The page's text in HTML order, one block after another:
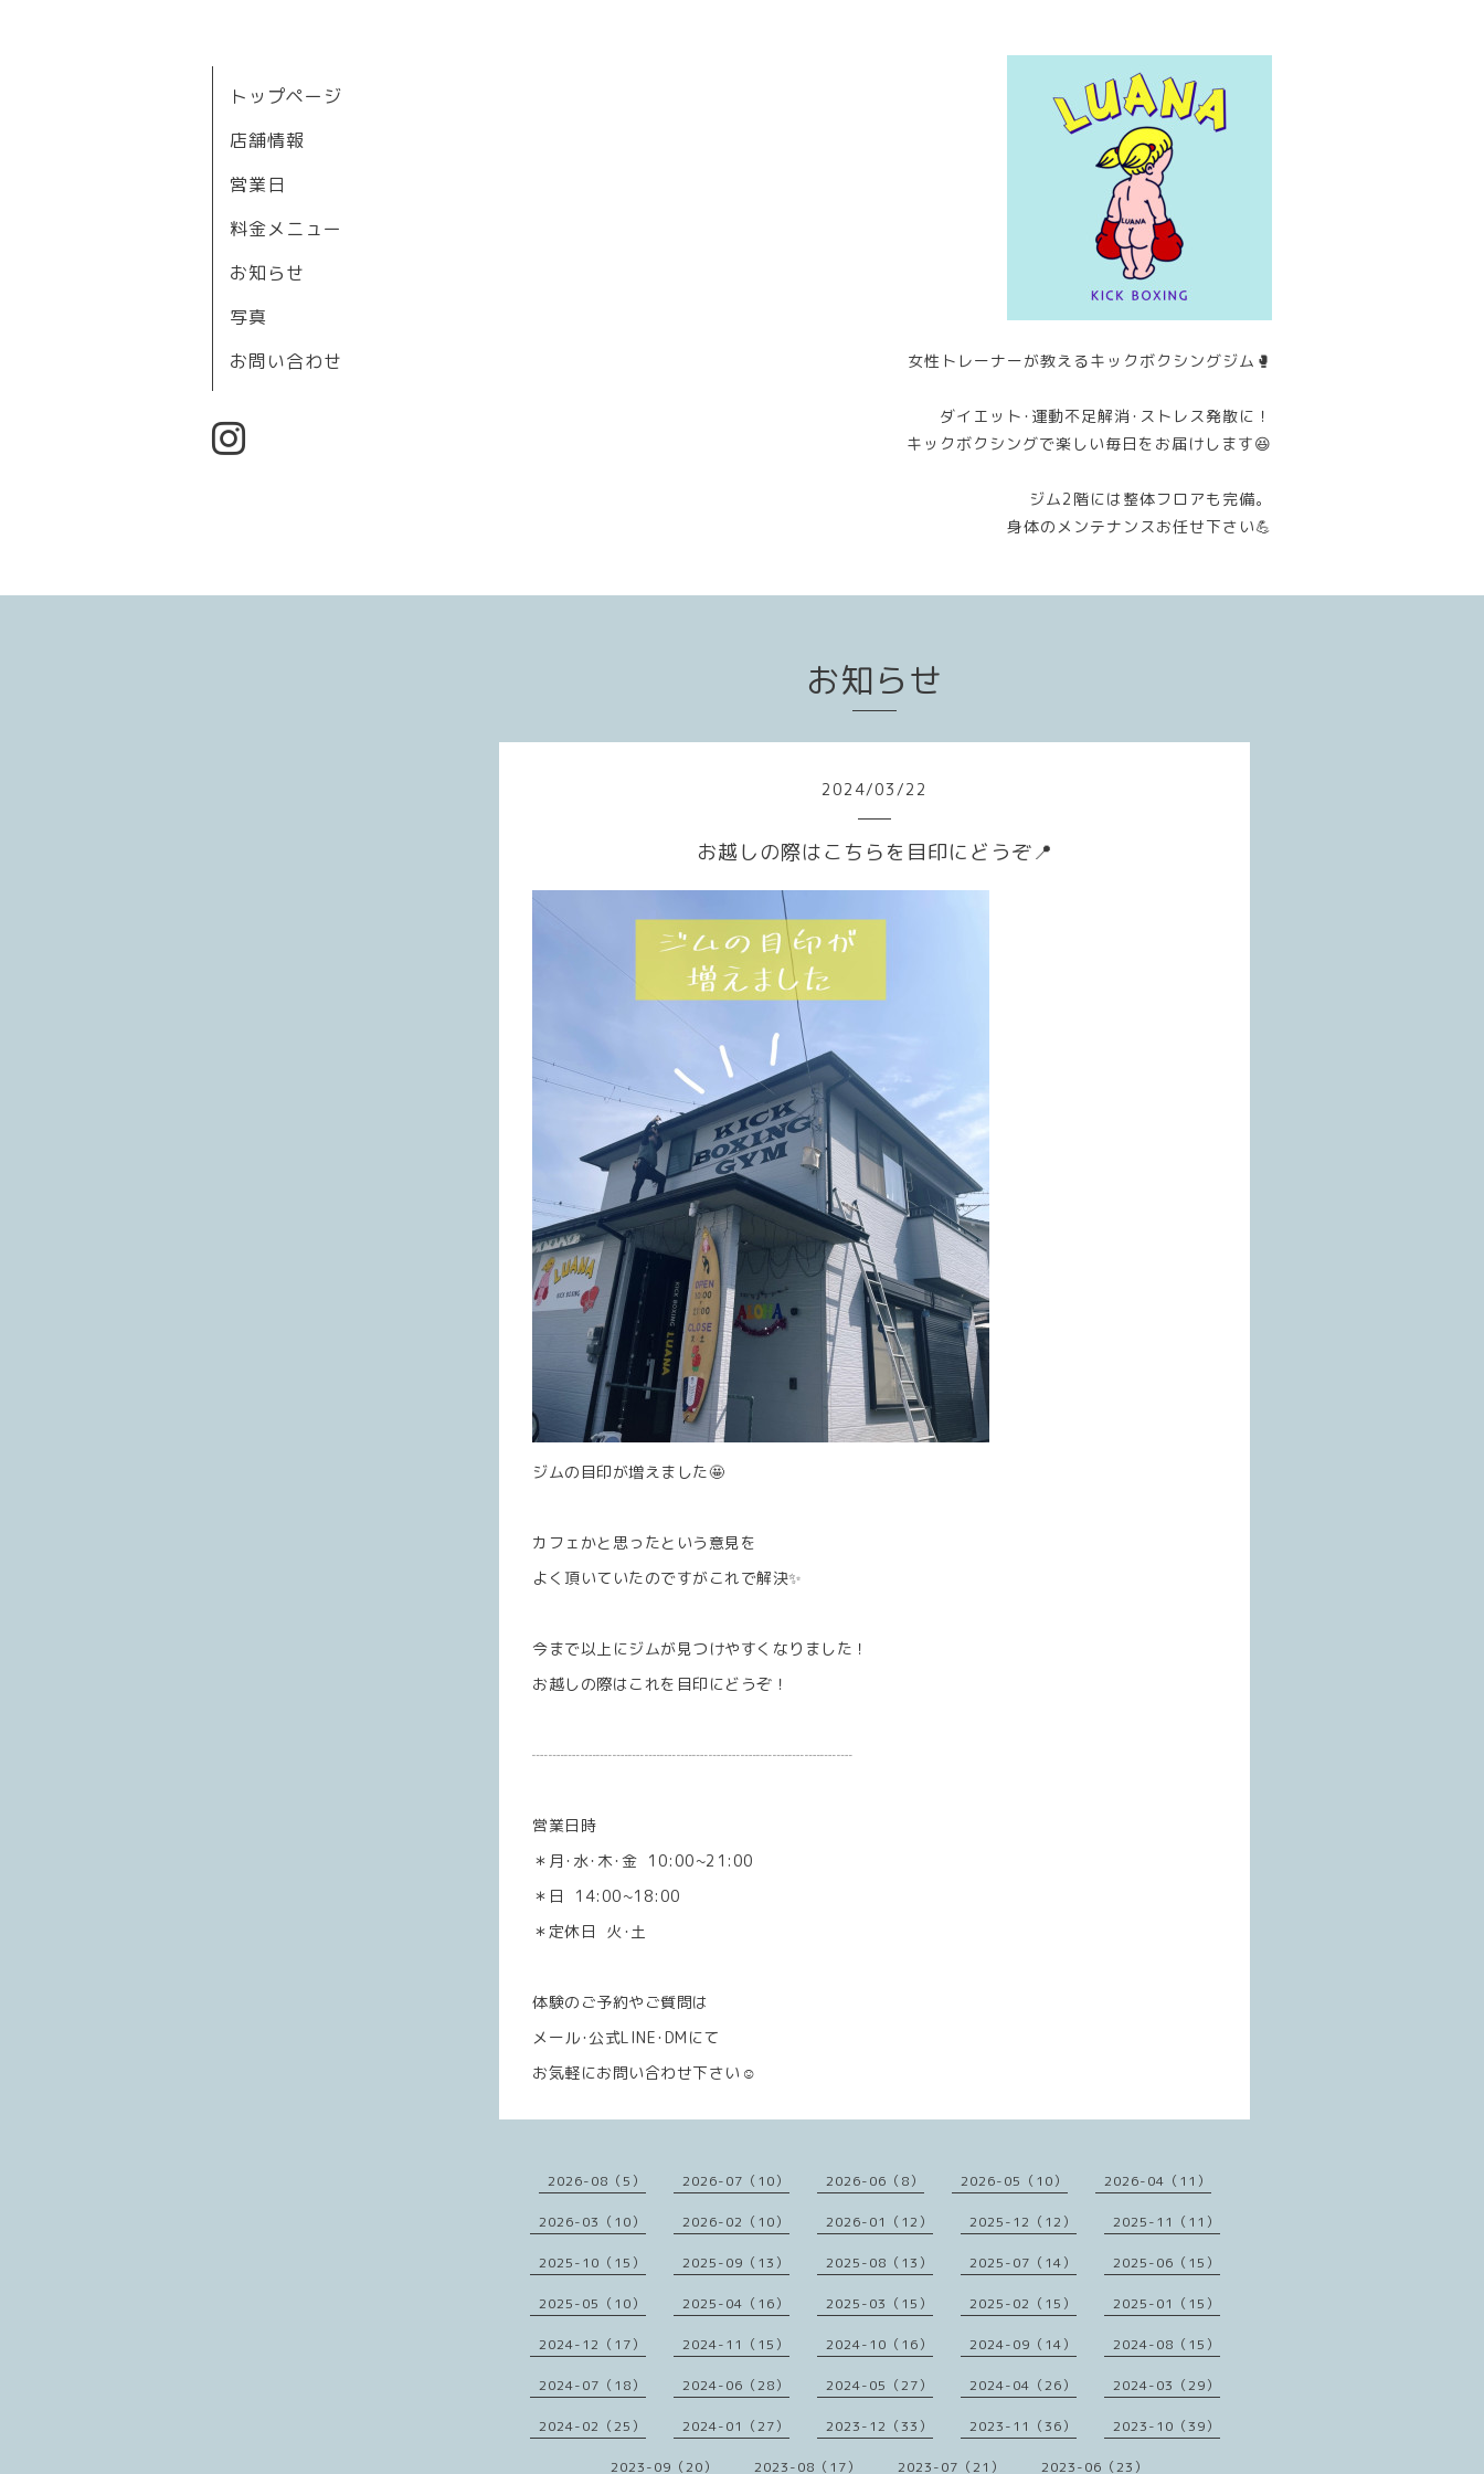
女性トレーナーが教えるキックボクシングジム🥊
ダイエット･運動不足解消･ストレス発散に！
キックボクシングで楽しい毎日をお届けします😆
ジム2階には整体フロアも完備。
身体のメンテナンスお任せ下さい💪
トップページ
店舗情報
営業日
料金メニュー
お知らせ
写真
お問い合わせ
お知らせ
2024/03/22
お越しの際はこちらを目印にどうぞ📍
ジムの目印が増えました🤩
カフェかと思ったという意見を
よく頂いていたのですがこれで解決✨
今まで以上にジムが見つけやすくなりました！
お越しの際はこれを目印にどうぞ！
┈┈┈┈┈┈┈┈┈┈┈┈┈┈┈┈┈┈┈┈
営業日時
＊月･水･木･金 10:00~21:00
＊日 14:00~18:00
＊定休日 火･土
体験のご予約やご質問は
メール･公式LINE･DMにて
お気軽にお問い合わせ下さい☺️
2026-08（5） 2026-07（10） 2026-06（8） 2026-05（10） 2026-04（11）
2026-03（10） 2026-02（10） 2026-01（12） 2025-12（12） 2025-11（11）
2025-10（15） 2025-09（13） 2025-08（13） 2025-07（14） 2025-06（15）
2025-05（10） 2025-04（16） 2025-03（15） 2025-02（15） 2025-01（15）
2024-12（17） 2024-11（15） 2024-10（16） 2024-09（14） 2024-08（15）
2024-07（18） 2024-06（28） 2024-05（27） 2024-04（26） 2024-03（29）
2024-02（25） 2024-01（27） 2023-12（33） 2023-11（36） 2023-10（39）
2023-09（20） 2023-08（17） 2023-07（21） 2023-06（23）